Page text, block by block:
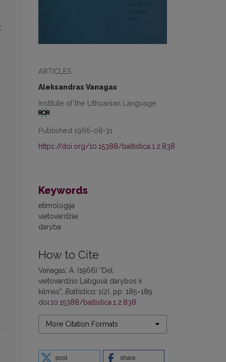
ARTICLES
Aleksandras Vanagas
Institute of the Lithuanian Language
Published 1966-08-31
https://doi.org/10.15388/baltistica.1.2.838
Keywords
etimologija
vietovardžiai
daryba
How to Cite
Vanagas, A. (1966) “Dėl
vietovardžio Labguvà darybos ir
kilmės”, Baltistica , 1(2), pp. 185–189.
doi:10.15388/baltistica.1.2.838
More Citation Formats
post share